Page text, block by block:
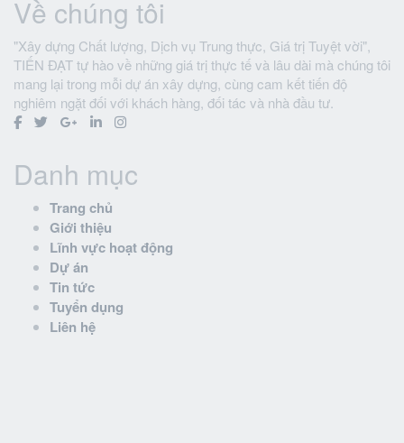
Về chúng tôi
"Xây dựng Chất lượng, Dịch vụ Trung thực, Giá trị Tuyệt vời",
TIẾN ĐẠT tự hào về những giá trị thực tế và lâu dài mà chúng tôi
mang lại trong mỗi dự án xây dựng, cùng cam kết tiến độ
nghiêm ngặt đối với khách hàng, đối tác và nhà đầu tư.
Danh mục
Trang chủ
Giới thiệu
Lĩnh vực hoạt động
Dự án
Tin tức
Tuyển dụng
Liên hệ